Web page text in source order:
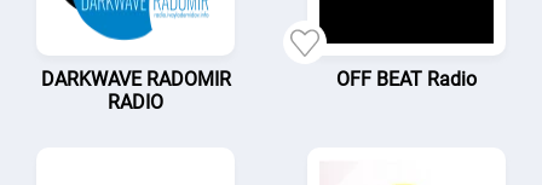
DARKWAVE RADOMIR
RADIO
OFF BEAT Radio